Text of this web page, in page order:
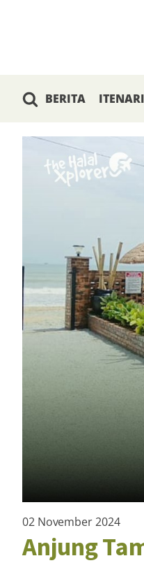
BERITA ITENARI
02 November 2024
Anjung